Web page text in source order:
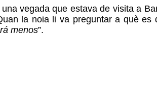
vegada que estava de visita a
la noia li va preguntar a què es
menos”.